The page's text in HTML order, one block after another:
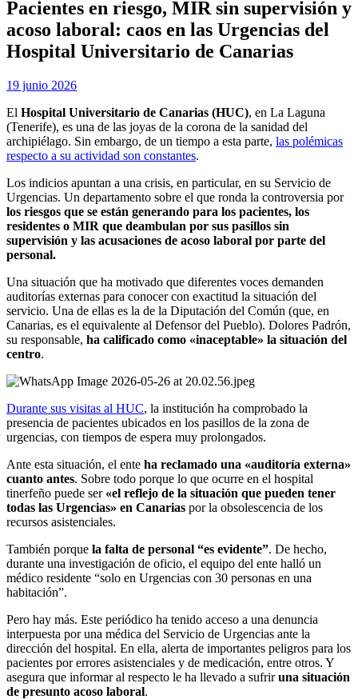
Pacientes en riesgo, MIR sin supervisión y
acoso laboral: caos en las Urgencias del
Hospital Universitario de Canarias
porExamen MIR
Publicada
19 junio 2026
El Hospital Universitario de Canarias (HUC), en La Laguna
(Tenerife), es una de las joyas de la corona de la sanidad del
archipiélago. Sin embargo, de un tiempo a esta parte, las polémicas
respecto a su actividad son constantes.
Los indicios apuntan a una crisis, en particular, en su Servicio de
Urgencias. Un departamento sobre el que ronda la controversia por
los riesgos que se están generando para los pacientes, los
residentes o MIR que deambulan por sus pasillos sin
supervisión y las acusaciones de acoso laboral por parte del
personal.
Una situación que ha motivado que diferentes voces demanden
auditorías externas para conocer con exactitud la situación del
servicio. Una de ellas es la de la Diputación del Común (que, en
Canarias, es el equivalente al Defensor del Pueblo). Dolores Padrón,
su responsable, ha calificado como «inaceptable» la situación del
centro.
Durante sus visitas al HUC, la institución ha comprobado la
presencia de pacientes ubicados en los pasillos de la zona de
urgencias, con tiempos de espera muy prolongados.
Ante esta situación, el ente ha reclamado una «auditoría externa»
cuanto antes. Sobre todo porque lo que ocurre en el hospital
tinerfeño puede ser «el reflejo de la situación que pueden tener
todas las Urgencias» en Canarias por la obsolescencia de los
recursos asistenciales.
También porque la falta de personal “es evidente”. De hecho,
durante una investigación de oficio, el equipo del ente halló un
médico residente “solo en Urgencias con 30 personas en una
habitación”.
Pero hay más. Este periódico ha tenido acceso a una denuncia
interpuesta por una médica del Servicio de Urgencias ante la
dirección del hospital. En ella, alerta de importantes peligros para los
pacientes por errores asistenciales y de medicación, entre otros. Y
asegura que informar al respecto le ha llevado a sufriruna situación
de presunto acoso laboral.